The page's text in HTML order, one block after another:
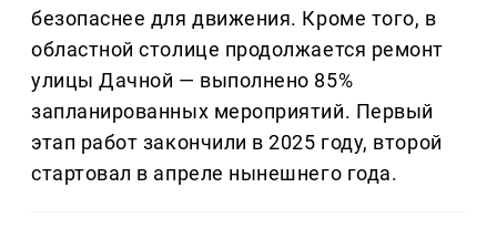
безопаснее для движения. Кроме того, в
областной столице продолжается ремонт
улицы Дачной — выполнено 85%
запланированных мероприятий. Первый
этап работ закончили в 2025 году, второй
стартовал в апреле нынешнего года.